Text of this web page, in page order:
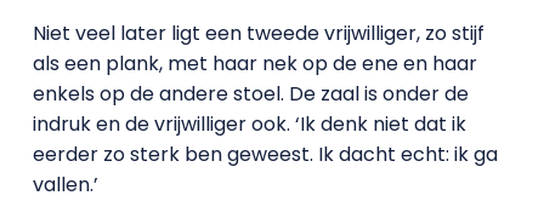
Niet veel later ligt een tweede vrijwilliger, zo stijf
als een plank, met haar nek op de ene en haar
enkels op de andere stoel. De zaal is onder de
indruk en de vrijwilliger ook. ‘Ik denk niet dat ik
eerder zo sterk ben geweest. Ik dacht echt: ik ga
vallen.’